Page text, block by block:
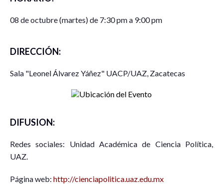
08 de octubre (martes) de 7:30 pm a 9:00 pm
DIRECCIÓN:
Sala "Leonel Álvarez Yáñez" UACP/UAZ, Zacatecas
DIFUSION:
Redes sociales: Unidad Académica de Ciencia Política,
UAZ.
Página web: http://cienciapolitica.uaz.edu.mx